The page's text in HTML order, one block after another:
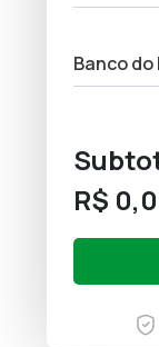
Banco
R$